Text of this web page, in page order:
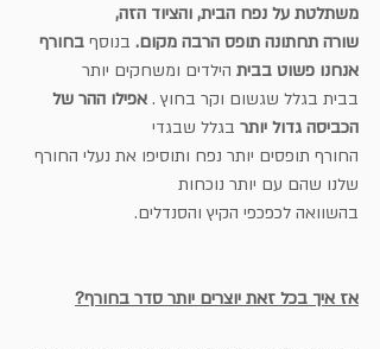
משתלטת על נפח הבית, והציוד הזה,
שורה תחתונה תופס הרבה מקום. בנוסף בחורף
אנחנו פשוט בבית הילדים ומשחקים יותר
בבית בגלל שגשום וקר בחוץ . אפילו ההר של
הכביסה גדול יותר בגלל שבגדי
החורף תופסים יותר נפח ותוסיפו את נעלי החורף
שלנו שהם עם יותר נוכחות
בהשוואה לכפכפי הקיץ והסנדלים.
אז איך בכל זאת יוצרים יותר סדר בחורף?